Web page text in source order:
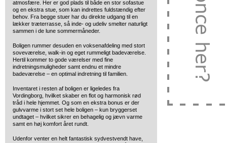
atmosfære. Her er god plads til både en stor sofastue
og en ekstra stue, som kan indrettes fuldstændig efter
behov. Fra begge stuer har du direkte udgang til en
lækker træterrasse, så inde- og udeliv smelter naturligt
sammen i de lune sommermåneder.
Boligen rummer desuden en voksenafdeling med stort
soveværelse, walk-in og eget rummeligt badeværelse.
Hertil kommer to gode værelser med fine
indretningsmuligheder samt endnu et mindre
badeværelse – en optimal indretning til familien.
Inventaret i resten af boligen er ligeledes fra
Vordingborg, hvilket skaber en flot og harmonisk rød
tråd i hele hjemmet. Og som en ekstra bonus er der
gulvvarme i stort set hele boligen – kun bryggerset
undtaget – hvilket sikrer en behagelig og jævn varme
samt en høj komfort året rundt.
Udenfor venter en helt fantastisk sydvestvendt have,